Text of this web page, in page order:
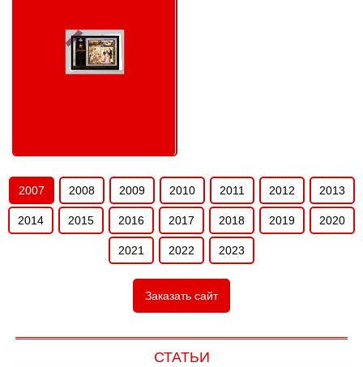
2007 2008 2009 2010 2011 2012 2013
2014 2015 2016 2017 2018 2019 2020
2021 2022 2023
ПОРТФОЛИО - СОЗДАНИЕ
Заказать сайт
СТАТЬИ